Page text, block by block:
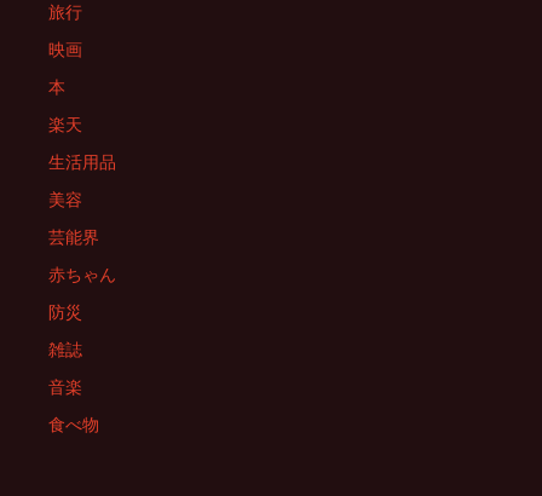
旅行
映画
本
楽天
生活用品
美容
芸能界
赤ちゃん
防災
雑誌
音楽
食べ物